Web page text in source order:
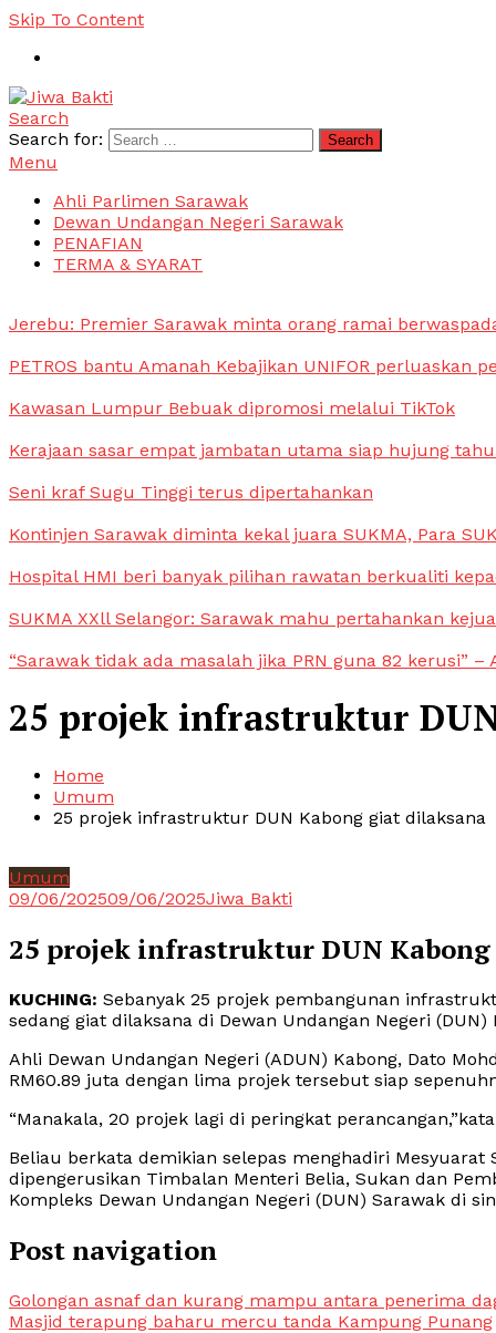
Skip To Content
Jiwa Bakti
Suara PBB Sarawak
Search
Search for:
Menu
Ahli Parlimen Sarawak
Dewan Undangan Negeri Sarawak
PENAFIAN
TERMA & SYARAT
Jerebu: Premier Sarawak minta orang ramai
PETROS bantu Amanah Kebajikan UNIFOR perluaskan
Kawasan Lumpur Bebuak dipromosi melalui TikTok
Kerajaan sasar empat jambatan utama siap hujung
Seni kraf Sugu Tinggi terus dipertahankan
Kontinjen Sarawak diminta kekal juara SUKMA, Para
Hospital HMI beri banyak pilihan rawatan berkualiti
SUKMA XXll Selangor: Sarawak mahu pertahankan
“Sarawak tidak ada masalah jika PRN guna 82 kerusi” –
25 projek infrastruktur
Home
Umum
25 projek infrastruktur DUN Kabong giat dilaksana
Umum
09/06/202509/06/2025Jiwa Bakti
25 projek infrastruktur DUN
KUCHING: Sebanyak 25 projek pembangunan
sedang giat dilaksana di Dewan Undangan Negeri (DUN)
Ahli Dewan Undangan Negeri (ADUN) Kabong, Dato
RM60.89 juta dengan lima projek tersebut siap
“Manakala, 20 projek lagi di peringkat
Beliau berkata demikian selepas menghadiri
dipengerusikan Timbalan Menteri Belia, Sukan dan
Kompleks Dewan Undangan Negeri (DUN) Sarawak di
Post navigation
Golongan asnaf dan kurang mampu antara penerima
Masjid terapung baharu mercu tanda Kampung Punang